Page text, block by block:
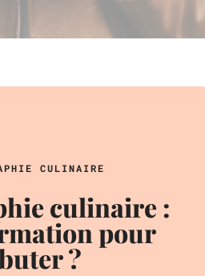
CULINAIRE
culinaire :
pour
?